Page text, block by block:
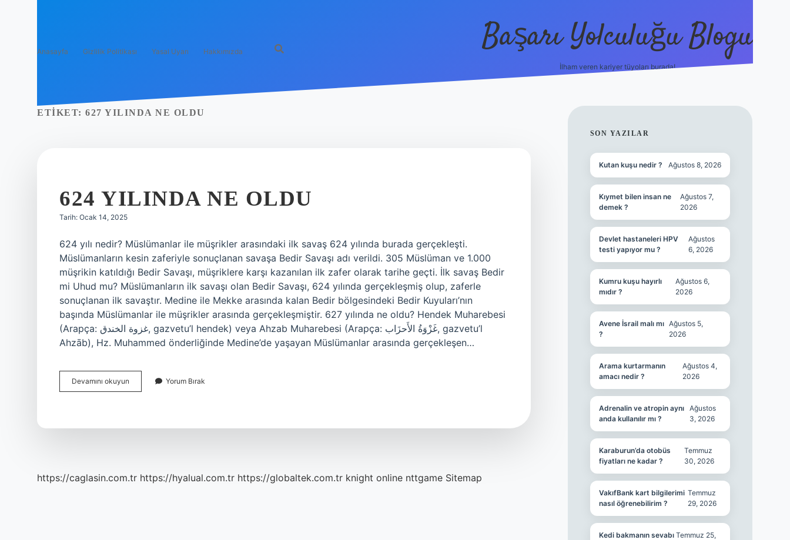
Anasayfa Gizlilik Politikası Yasal Uyarı Hakkımızda Başarı Yolculuğu Blogu
İlham veren kariyer tüyoları burada!
ETIKET: 627 YILINDA NE OLDU
624 YILINDA NE OLDU
Tarih: Ocak 14, 2025
624 yılı nedir? Müslümanlar ile müşrikler arasındaki ilk savaş 624 yılında burada gerçekleşti.
Müslümanların kesin zaferiyle sonuçlanan savaşa Bedir Savaşı adı verildi. 305 Müslüman ve 1.000
müşrikin katıldığı Bedir Savaşı, müşriklere karşı kazanılan ilk zafer olarak tarihe geçti. İlk savaş Bedir
mi Uhud mu? Müslümanların ilk savaşı olan Bedir Savaşı, 624 yılında gerçekleşmiş olup, zaferle
sonuçlanan ilk savaştır. Medine ile Mekke arasında kalan Bedir bölgesindeki Bedir Kuyuları’nın
başında Müslümanlar ile müşrikler arasında gerçekleşmiştir. 627 yılında ne oldu? Hendek Muharebesi
(Arapça: غزوة الخندق‎, gazvetu’l hendek) veya Ahzab Muharebesi (Arapça: غَزْوَةُ الأَحزَاب‎, gazvetu’l
Ahzāb), Hz. Muhammed önderliğinde Medine’de yaşayan Müslümanlar arasında gerçekleşen…
Devamını okuyun
Yılında
Yorum Bırak
https://caglasin.com.tr https://hyalual.com.tr https://globaltek.com.tr knight online nttgame Sitemap
SIDEBAR
SON YAZILAR
Kutan kuşu nedir ? Ağustos 8, 2026
Kıymet bilen insan ne
demek ?
Ağustos 7,
2026
Devlet hastaneleri HPV
testi yapıyor mu ?
Ağustos
6, 2026
Kumru kuşu hayırlı
mıdır ?
Ağustos 6,
2026
Avene İsrail malı mı
?
Ağustos 5,
2026
Arama kurtarmanın
amacı nedir ?
Ağustos 4,
2026
Adrenalin ve atropin aynı
anda kullanılır mı ?
Ağustos
3, 2026
Karaburun’da otobüs
fiyatları ne kadar ?
Temmuz
30, 2026
VakıfBank kart bilgilerimi
nasıl öğrenebilirim ?
Temmuz
29, 2026
Kedi bakmanın sevabı Temmuz 25,
https://